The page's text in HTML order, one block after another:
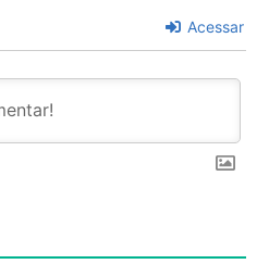
Acessar